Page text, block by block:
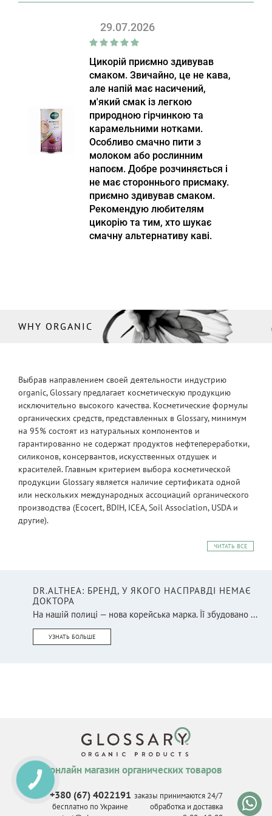
29.07.2026
Цикорій приємно здивував
смаком. Звичайно, це не кава,
але напій має насичений,
м'який смак із легкою
природною гірчинкою та
карамельними нотками.
Особливо смачно пити з
молоком або рослинним
напоєм. Добре розчиняється і
не має стороннього присмаку.
приємно здивував смаком.
Рекомендую любителям
цикорію та тим, хто шукає
смачну альтернативу каві.
WHY ORGANIC
Выбрав направлением своей деятельности индустрию
organic, Glossary предлагает косметическую продукцию
исключительно высокого качества. Косметические формулы
органических средств, представленных в Glossary, минимум
на 95% состоят из натуральных компонентов и
гарантированно не содержат продуктов нефтепереработки,
силиконов, консервантов, искусственных отдушек и
красителей. Главным критерием выбора косметической
продукции Glossary является наличие сертификата одной
или нескольких международных ассоциаций органического
производства (Ecocert, BDIH, ICEA, Soil Association, USDA и
другие).
ЧИТАТЬ ВСЕ
DR.ALTHEA: БРЕНД, У ЯКОГО НАСПРАВДІ НЕМАЄ
ДОКТОРА
На нашій полиці — нова корейська марка. Її збудовано ...
УЗНАТЬ БОЛЬШЕ
онлайн магазин органических товаров
+380 (67) 4022191
бесплатно по Украине
заказы принимаются 24/7
обработка и доставка
КНОПКА
СВЯЗИ